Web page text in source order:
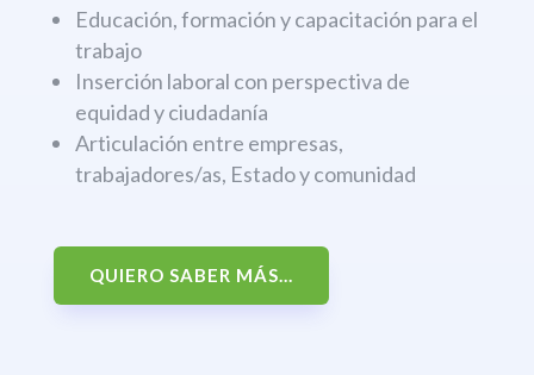
Educación, formación y capacitación para el
trabajo
Inserción laboral con perspectiva de
equidad y ciudadanía
Articulación entre empresas,
trabajadores/as, Estado y comunidad
QUIERO SABER MÁS...